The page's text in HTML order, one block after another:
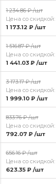
1 234.86 ₽ /шт
Цена со скидкой:
1 173.12 ₽ /шт
1 516.87 ₽ /шт
Цена со скидкой:
1 441.03 ₽ /шт
3 173.17 ₽ /шт
Цена со скидкой:
1 999.10 ₽ /шт
833.76 ₽ /шт
Цена со скидкой:
792.07 ₽ /шт
656.16 ₽ /шт
Цена со скидкой:
623.35 ₽ /шт